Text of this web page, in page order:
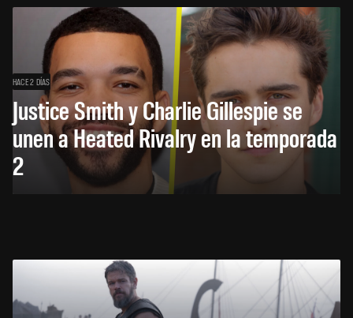
HACE 2 DÍAS
Justice Smith y Charlie Gillespie se
unen a Heated Rivalry en la temporada
2